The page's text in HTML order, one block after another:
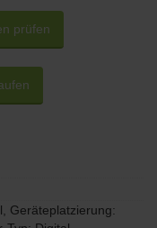
prüfen
Geräteplatzierung: